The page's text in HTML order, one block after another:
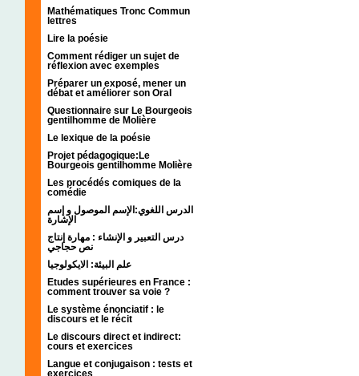
Mathématiques Tronc Commun
lettres
Lire la poésie
Comment rédiger un sujet de
réflexion avec exemples
Préparer un exposé, mener un
débat et améliorer son Oral
Questionnaire sur Le Bourgeois
gentilhomme de Molière
Le lexique de la poésie
Projet pédagogique:Le
Bourgeois gentilhomme Molière
Les procédés comiques de la
comédie
الدرس اللغوي:الإسم الموصول و إسم
الإشارة
درس التعبير و الإنشاء : مهارة إنتاج
نص حجاجي
علم البيئة: الايكولوجيا
Etudes supérieures en France :
comment trouver sa voie ?
Le système énonciatif : le
discours et le récit
Le discours direct et indirect:
cours et exercices
Langue et conjugaison : tests et
exercices